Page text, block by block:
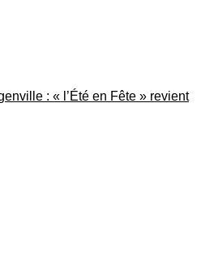
: « l’Été en Fête » revient